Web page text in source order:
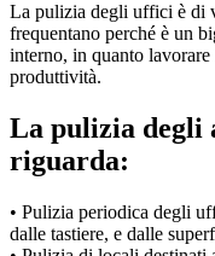
La pulizia degli uffici è di
frequentano perché è un
interno, in quanto
produttività.
La pulizia degli
riguarda:
• Pulizia periodica degli
dalle tastiere, e dalle